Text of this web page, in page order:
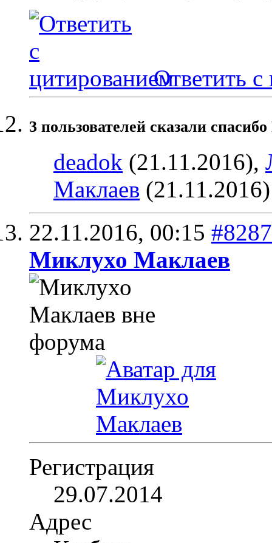
Ответить с
3 пользователей сказали
deadok (21.11.2016),
Маклаев (21.11.2016)
22.11.2016, 00:15 #8287
Миклухо Маклаев
Регистрация
29.07.2014
Адрес